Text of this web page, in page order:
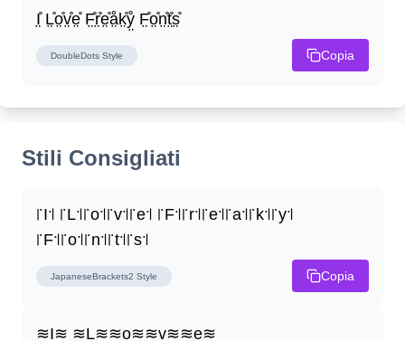
I̤̊ L̤̊o̤̊v̤̊e̤̊ F̤̊r̤̊e̤̊å̤k̤̊ẙ̤ F̤̊o̤̊n̤̊t̤̊s̤̊
DoubleDots Style Copia
Stili Consigliati
꜍I꜉ ꜍L꜉꜍o꜉꜍v꜉꜍e꜉ ꜍F꜉꜍r꜉꜍e꜉꜍a꜉꜍k꜉꜍y꜉
꜍F꜉꜍o꜉꜍n꜉꜍t꜉꜍s꜉
JapaneseBrackets2 Style Copia
≋I≋ ≋L≋≋o≋≋v≋≋e≋